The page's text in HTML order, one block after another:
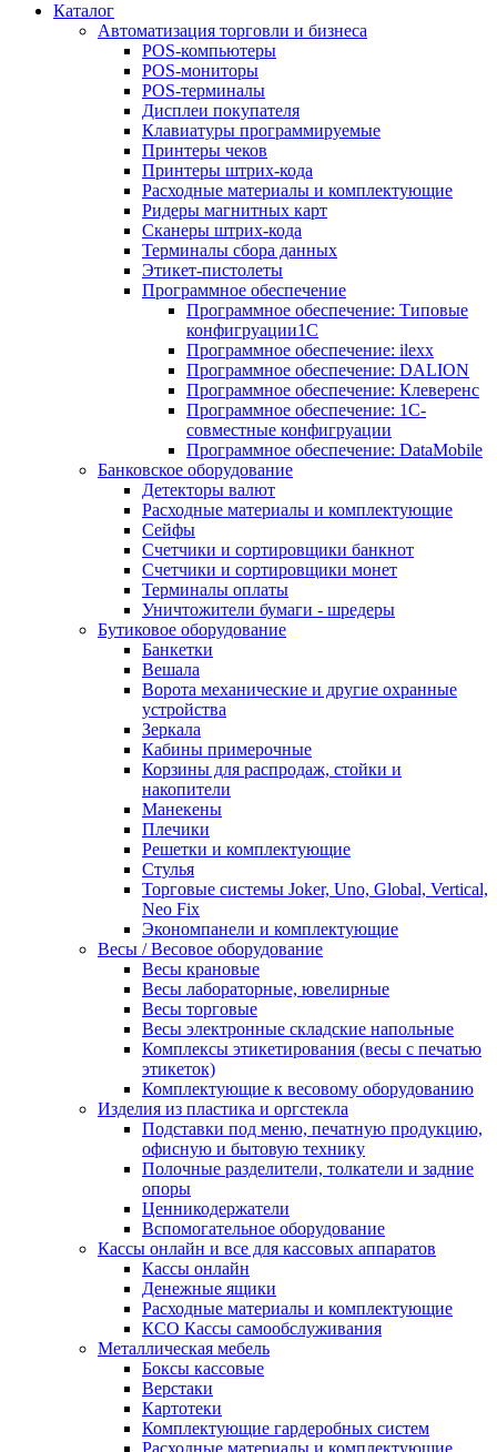
Каталог
Автоматизация торговли и бизнеса
POS-компьютеры
POS-мониторы
POS-терминалы
Дисплеи покупателя
Клавиатуры программируемые
Принтеры чеков
Принтеры штрих-кода
Расходные материалы и комплектующие
Ридеры магнитных карт
Сканеры штрих-кода
Терминалы сбора данных
Этикет-пистолеты
Программное обеспечение
Программное обеспечение: Типовые
конфигруации1С
Программное обеспечение: ilexx
Программное обеспечение: DALION
Программное обеспечение: Клеверенс
Программное обеспечение: 1С-
совместные конфигруации
Программное обеспечение: DataMobile
Банковское оборудование
Детекторы валют
Расходные материалы и комплектующие
Сейфы
Счетчики и сортировщики банкнот
Счетчики и сортировщики монет
Терминалы оплаты
Уничтожители бумаги - шредеры
Бутиковое оборудование
Банкетки
Вешала
Ворота механические и другие охранные
устройства
Зеркала
Кабины примерочные
Корзины для распродаж, стойки и
накопители
Манекены
Плечики
Решетки и комплектующие
Стулья
Торговые системы Joker, Uno, Global, Vertical,
Neo Fix
Экономпанели и комплектующие
Весы / Весовое оборудование
Весы крановые
Весы лабораторные, ювелирные
Весы торговые
Весы электронные складские напольные
Комплексы этикетирования (весы с печатью
этикеток)
Комплектующие к весовому оборудованию
Изделия из пластика и оргстекла
Подставки под меню, печатную продукцию,
офисную и бытовую технику
Полочные разделители, толкатели и задние
опоры
Ценникодержатели
Вспомогательное оборудование
Кассы онлайн и все для кассовых аппаратов
Кассы онлайн
Денежные ящики
Расходные материалы и комплектующие
КСО Кассы самообслуживания
Металлическая мебель
Боксы кассовые
Верстаки
Картотеки
Комплектующие гардеробных систем
Расходные материалы и комплектующие